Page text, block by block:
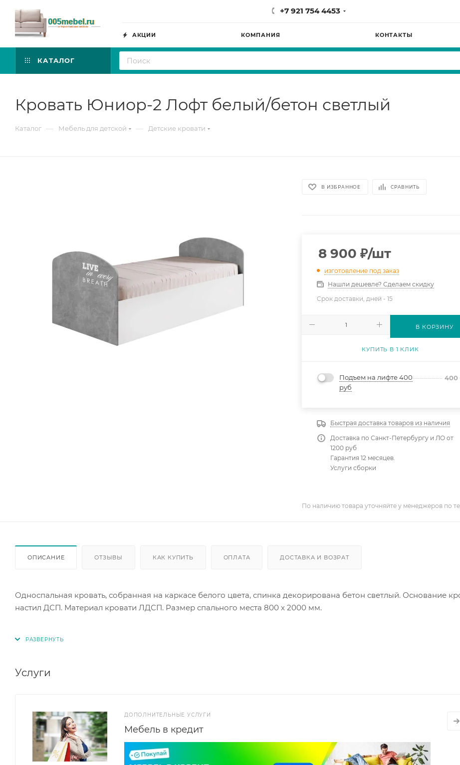
+7 921 754 4453
АКЦИИ КОМПАНИЯ КОНТАКТЫ
КАТАЛОГ
Кровать Юниор-2 Лофт белый/бетон светлый
Каталог — Мебель для детской — Детские кровати
В ИЗБРАННОЕ СРАВНИТЬ
8 900 ₽/шт
изготовление под заказ
Нашли дешевле? Сделаем скидку
Срок доставки, дней -15
В КОРЗИНУ
КУПИТЬ В 1 КЛИК
Подъем на лифте 400
руб
400
Быстрая доставка товаров из наличия
Доставка по Санкт-Петербургу и ЛО от
1200 руб
Гарантия 12 месяцев.
Услуги сборки
По наличию товара уточняйте у менеджеров по
ОПИСАНИЕ ОТЗЫВЫ КАК КУПИТЬ ОПЛАТА ДОСТАВКА И ВОЗРАТ
Односпальная кровать, собранная на каркасе белого цвета, спинка декорирована бетон светлый. Основание
настил ДСП. Материал кровати ЛДСП. Размер спального места 800 х 2000 мм.
Услуги
ДОПОЛНИТЕЛЬНЫЕ УСЛУГИ
Мебель в кредит